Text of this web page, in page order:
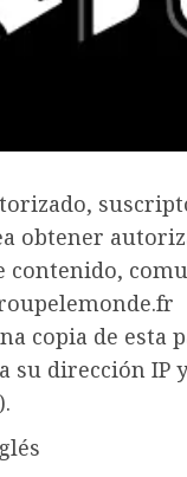
obtener
contenido,
copia de esta
su dirección IP